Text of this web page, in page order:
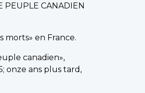
PEUPLE CANADIEN
morts» en France.
canadien»,
onze ans plus tard,